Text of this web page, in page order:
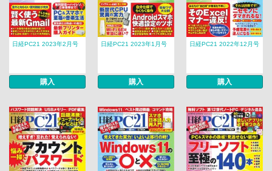
日経PC21 2023年2月号
購入
日経PC21 2023年1月号
購入
日経PC21 2022年12月号
購入